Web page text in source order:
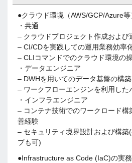
●クラウド環境（AWS/GCP/Azure
・共通
– クラウドプロジェクト作成および
– CI/CDを実践しての運用業務効率
– CLIコマンドでのクラウド環境の
・データエンジニア
– DWHを用いてのデータ基盤の構築
– ワークフローエンジンを利用した
・インフラエンジニア
– コンテナ技術でのワークロード構
善経験
– セキュリティ境界設計および構築
プも可)
●Infrastructure as Code (IaC)の実